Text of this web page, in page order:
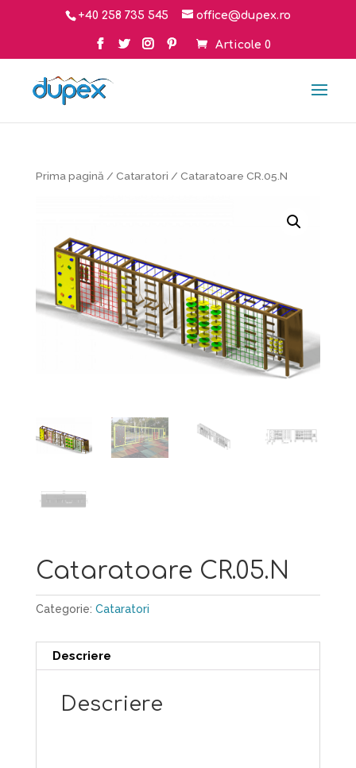
+40 258 735 545 office@dupex.ro
Articole 0
Prima pagină / Cataratori / Cataratoare CR.05.N
Cataratoare CR.05.N
Categorie: Cataratori
Descriere
Descriere